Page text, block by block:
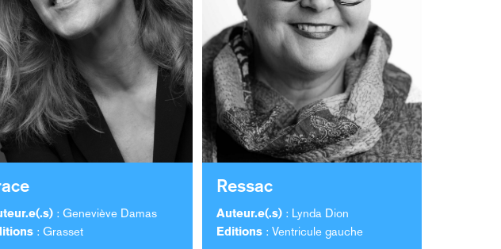
: Geneviève Damas
: Grasset
Ressac
Auteur.e(.s): Lynda Dion
Editions: Ventricule gauche